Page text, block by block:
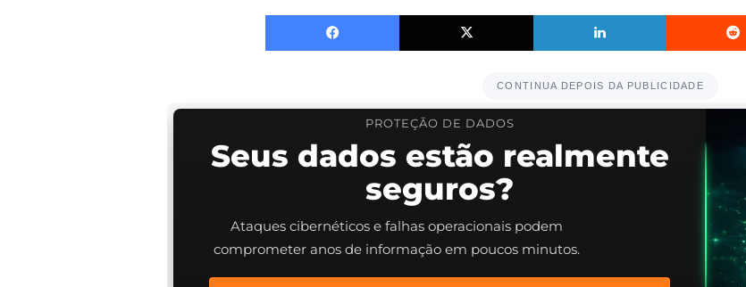
Facebook X Linkedin
CONTINUA DEPOIS DA PUBLICIDADE
PROTEÇÃO DE DADOS
Seus dados estão realmente
seguros?
Ataques cibernéticos e falhas operacionais podem
comprometer anos de informação em poucos minutos.